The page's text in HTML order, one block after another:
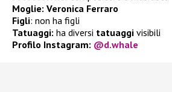
Moglie: Veronica Ferraro
Figli: non ha figli
Tatuaggi: ha diversi tatuaggi visibili
Profilo Instagram: @d.whale